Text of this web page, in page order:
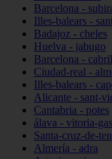
Barcelona -
Illes-balears -
Badajoz - cheles
Huelva - jabugo
Barcelona -
Ciudad-real -
Illes-balears -
Alicante - sant-
Cantabria - potes
álava - vitoria-
Santa-cruz-de-
Almería - adra